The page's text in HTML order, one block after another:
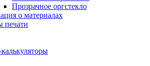
Прозрачное оргстекло
о материалах